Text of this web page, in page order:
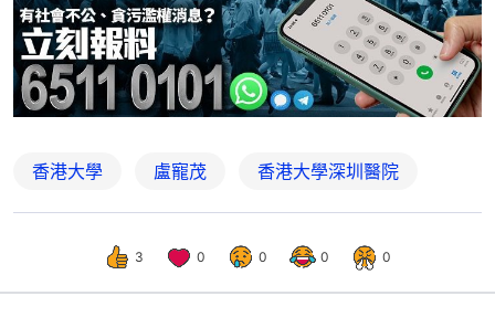
香港大學 盧寵茂 香港大學深圳醫院
3 0 0 0 0